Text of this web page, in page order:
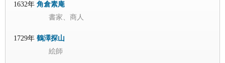
1632年 角倉素庵
書家、商人
1729年 鶴澤探山
絵師